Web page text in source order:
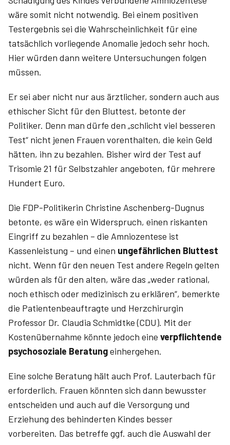
wäre somit nicht notwendig. Bei einem positiven
Testergebnis sei die Wahrscheinlichkeit für eine
tatsächlich vorliegende Anomalie jedoch sehr hoch.
Hier würden dann weitere Untersuchungen folgen
müssen.
Er sei aber nicht nur aus ärztlicher, sondern auch aus
ethischer Sicht für den Bluttest, betonte der
Politiker. Denn man dürfe den „schlicht viel besseren
Test“ nicht jenen Frauen vorenthalten, die kein Geld
hätten, ihn zu bezahlen. Bisher wird der Test auf
Trisomie 21 für Selbstzahler angeboten, für mehrere
Hundert Euro.
Die FDP-Politikerin Christine Aschenberg-Dugnus
betonte, es wäre ein Widerspruch, einen riskanten
Eingriff zu bezahlen – die Amniozentese ist
Kassenleistung – und einen ungefährlichen Bluttest
nicht. Wenn für den neuen Test andere Regeln gelten
würden als für den alten, wäre das „weder rational,
noch ethisch oder medizinisch zu erklären“, bemerkte
die Patientenbeauftragte und Herzchirurgin
Professor Dr. Claudia Schmidtke (CDU). Mit der
Kostenübernahme könnte jedoch eine verpflichtende
psychosoziale Beratungeinhergehen.
Eine solche Beratung hält auch Prof. Lauterbach für
erforderlich. Frauen könnten sich dann bewusster
entscheiden und auch auf die Versorgung und
Erziehung des behinderten Kindes besser
vorbereiten. Das betreffe ggf. auch die Auswahl der